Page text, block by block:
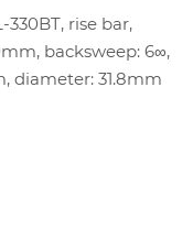
330BT, rise bar,
backsweep: 6∞,
diameter: 31.8mm